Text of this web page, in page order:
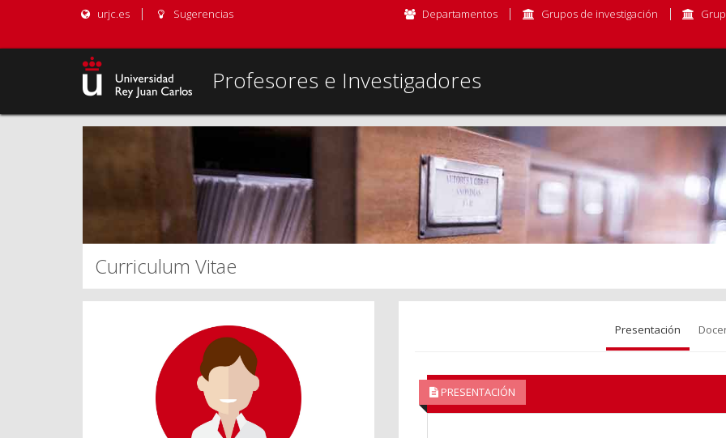
urjc.es Sugerencias Departamentos Grupos de investigación
Profesores e Investigadores
Curriculum Vitae
Presentación
PRESENTACIÓN